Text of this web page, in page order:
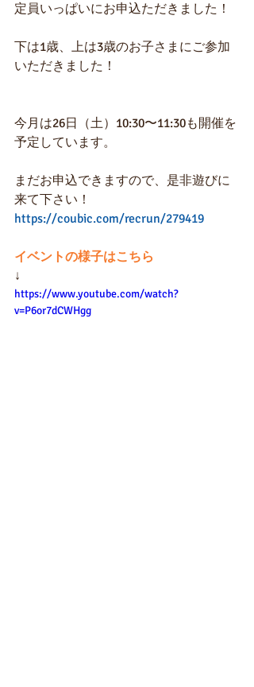
定員いっぱいにお申込ただきました！
下は1歳、上は3歳のお子さまにご参加
いただきました！
今月は26日（土）10:30〜11:30も開催を
予定しています。
まだお申込できますので、是非遊びに
来て下さい！
https://coubic.com/recrun/279419
イベントの様子はこちら
↓
https://www.youtube.com/watch?
v=P6or7dCWHgg